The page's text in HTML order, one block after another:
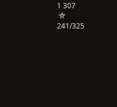
1 307
241/325